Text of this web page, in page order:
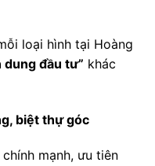
loại hình tại Hoàng
dung đầu tư” khác
biệt thự góc
mạnh, ưu tiên